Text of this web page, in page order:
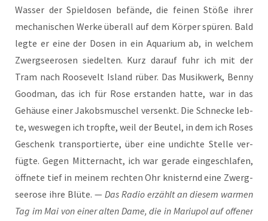
Was­ser der Spiel­do­sen befän­de, die fei­nen Stö­ße ihrer
mecha­ni­schen Wer­ke über­all auf dem Kör­per spü­ren. Bald
leg­te er eine der Dosen in ein Aqua­ri­um ab, in wel­chem
Zwerg­see­ro­sen sie­del­ten. Kurz dar­auf fuhr ich mit der
Tram nach Roo­se­velt Island rüber. Das Musik­werk, Ben­ny
Good­man, das ich für Rose erstan­den hat­te, war in das
Gehäu­se einer Jakobs­mu­schel ver­senkt. Die Schne­cke leb­
te, wes­we­gen ich tropf­te, weil der Beu­tel, in dem ich Roses
Geschenk trans­por­tier­te, über eine undich­te Stel­le ver­
füg­te. Gegen Mit­ter­nacht, ich war gera­de ein­ge­schla­fen,
öff­ne­te tief in mei­nem rech­ten Ohr knis­ternd eine Zwerg­
see­ro­se ihre Blü­te. — Das Radio erzählt an die­sem war­men
Tag im Mai von einer alten Dame, die in Mariu­pol auf offe­ner